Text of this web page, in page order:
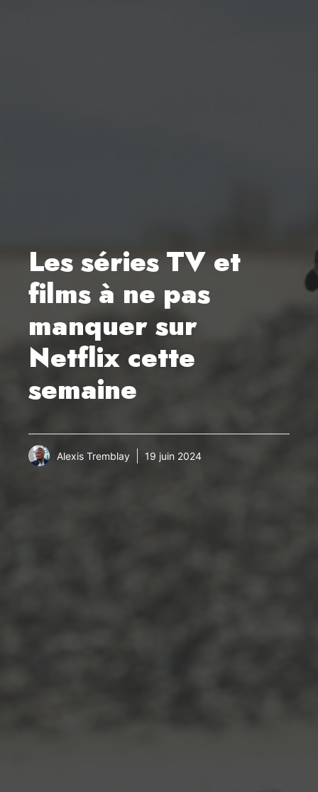
Les séries TV et
films à ne pas
manquer sur
Netflix cette
semaine
Alexis Tremblay 19 juin 2024